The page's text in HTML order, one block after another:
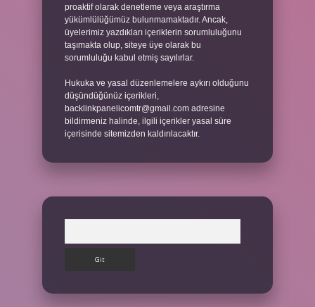
proaktif olarak denetleme veya araştırma
yükümlülüğümüz bulunmamaktadır. Ancak,
üyelerimiz yazdıkları içeriklerin sorumluluğunu
taşımakta olup, siteye üye olarak bu
sorumluluğu kabul etmiş sayılırlar.
Hukuka ve yasal düzenlemelere aykırı olduğunu
düşündüğünüz içerikleri,
backlinkpanelicomtr@gmail.com adresine
bildirmeniz halinde, ilgili içerikler yasal süre
içerisinde sitemizden kaldırılacaktır.